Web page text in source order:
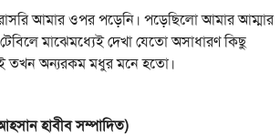
আমার ওপর পড়েনি। পড়েছিলো আমার আম্মার
মাঝেমধ্যেই দেখা যেতো অসাধারণ কিছু
তখন অন্যরকম মধুর মনে হতো।
হাবীবসম্পাদিত)